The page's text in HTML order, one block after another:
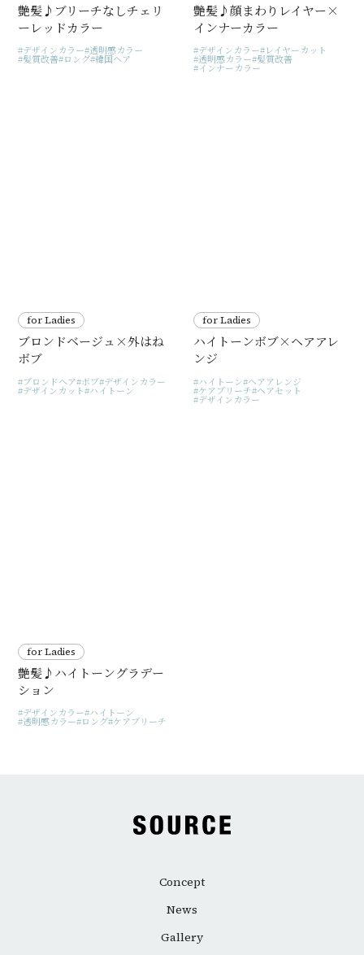
艶髪♪ブリーチなしチェリ
ーレッドカラー
デザインカラー 透明感カラー
髪質改善 ロング 韓国ヘア
艶髪♪顔まわりレイヤー×
インナーカラー
デザインカラー レイヤーカット
透明感カラー 髪質改善
インナーカラー
for Ladies
ブロンドベージュ×外はね
ボブ
ブロンドヘア ボブ デザインカラー
デザインカット ハイトーン
for Ladies
ハイトーンボブ×ヘアアレ
ンジ
ハイトーン ヘアアレンジ
ケアブリーチ ヘアセット
デザインカラー
for Ladies
艶髪♪ハイトーングラデー
ション
デザインカラー ハイトーン
透明感カラー ロング ケアブリーチ
Concept
News
Gallery